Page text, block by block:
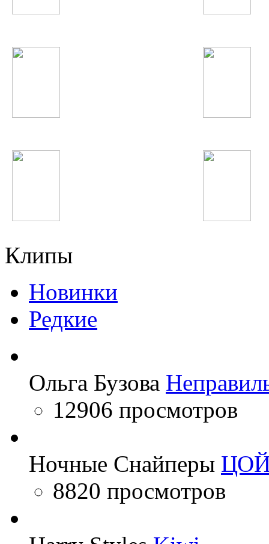
Клипы
Новинки
Редкие
Ольга Бузова
12906 просмотров
Ночные Снайперы
8820 просмотров